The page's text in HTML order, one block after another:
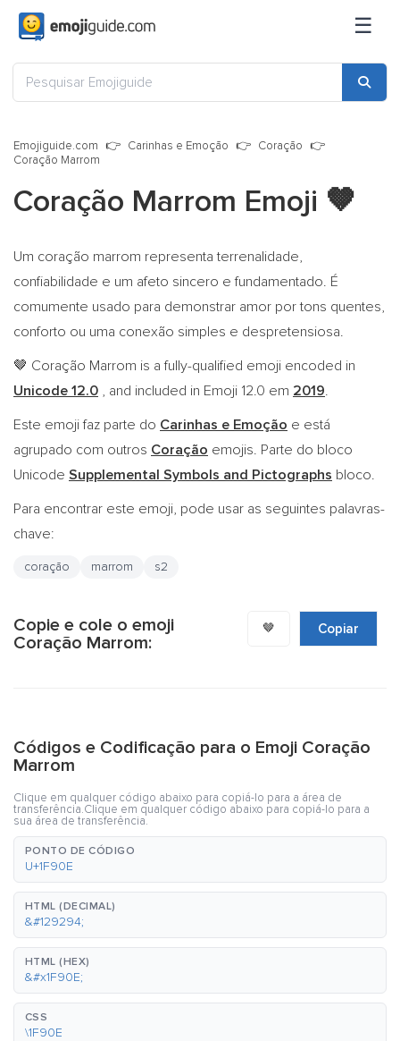
☰
Emojiguide.com Carinhas e Emoção
Coração
Coração Marrom
Coração Marrom Emoji 🤎
Um coração marrom representa terrenalidade,
confiabilidade e um afeto sincero e fundamentado. É
comumente usado para demonstrar amor por tons quentes,
conforto ou uma conexão simples e despretensiosa.
🤎 Coração Marrom is a fully-qualified emoji encoded in
Unicode 12.0 , and included in Emoji 12.0 em 2019.
Este emoji faz parte do Carinhas e Emoção e está
agrupado com outros Coração emojis. Parte do bloco
Unicode Supplemental Symbols and Pictographs bloco.
Para encontrar este emoji, pode usar as seguintes palavras-
chave:
coração marrom s2
Copie e cole o emoji
Coração Marrom:
🤎 Copiar
Códigos e Codificação para o Emoji Coração
Marrom
Clique em qualquer código abaixo para copiá-lo para a área de
transferência.Clique em qualquer código abaixo para copiá-lo para a
sua área de transferência.
PONTO DE CÓDIGO
U+1F90E
HTML (DECIMAL)
&#129294;
HTML (HEX)
&#x1F90E;
CSS
\1F90E